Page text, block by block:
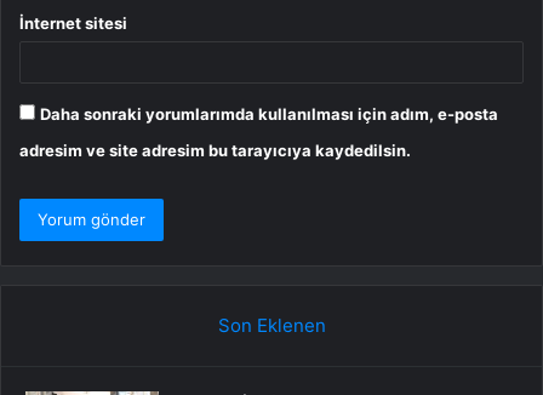
İnternet sitesi
Daha sonraki yorumlarımda kullanılması için adım, e-posta
adresim ve site adresim bu tarayıcıya kaydedilsin.
Son Eklenen